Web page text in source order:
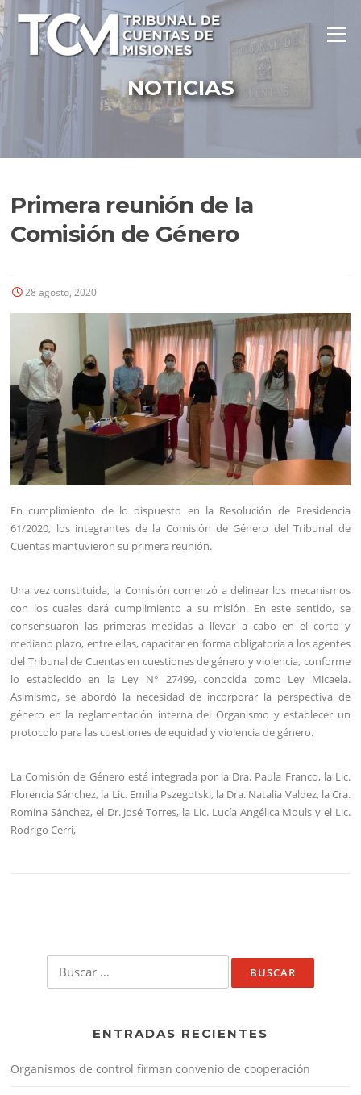
Ir
al
contenido
Menú
NOTICIAS
Primera reunión de la
Comisión de Género
28 agosto, 2020
En cumplimiento de lo dispuesto en la Resolución de Presidencia
61/2020, los integrantes de la Comisión de Género del Tribunal de
Cuentas mantuvieron su primera reunión.
Una vez constituida, la Comisión comenzó a delinear los mecanismos
con los cuales dará cumplimiento a su misión. En este sentido, se
consensuaron las primeras medidas a llevar a cabo en el corto y
mediano plazo, entre ellas, capacitar en forma obligatoria a los agentes
del Tribunal de Cuentas en cuestiones de género y violencia, conforme
lo establecido en la Ley N° 27499, conocida como Ley Micaela.
Asimismo, se abordó la necesidad de incorporar la perspectiva de
género en la reglamentación interna del Organismo y establecer un
protocolo para las cuestiones de equidad y violencia de género.
La Comisión de Género está integrada por la Dra. Paula Franco, la Lic.
Florencia Sánchez, la Lic. Emilia Pszegotski, la Dra. Natalia Valdez, la Cra.
Romina Sánchez, el Dr. José Torres, la Lic. Lucía Angélica Mouls y el Lic.
Rodrigo Cerri,
ENTRADAS RECIENTES
Organismos de control firman convenio de cooperación